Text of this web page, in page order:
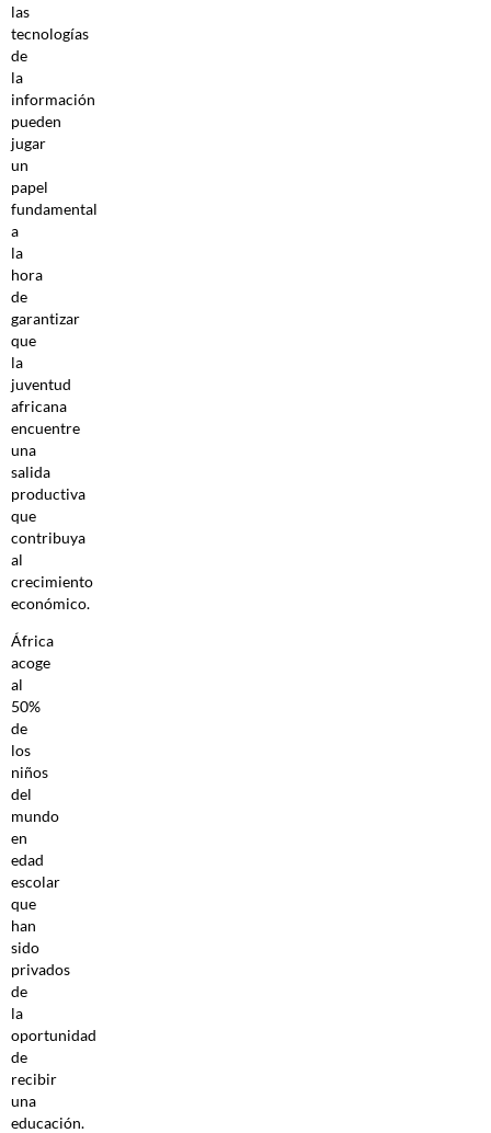
las
tecnologías
de
la
información
pueden
jugar
un
papel
fundamental
a
la
hora
de
garantizar
que
la
juventud
africana
encuentre
una
salida
productiva
que
contribuya
al
crecimiento
económico.
África
acoge
al
50%
de
los
niños
del
mundo
en
edad
escolar
que
han
sido
privados
de
la
oportunidad
de
recibir
una
educación.